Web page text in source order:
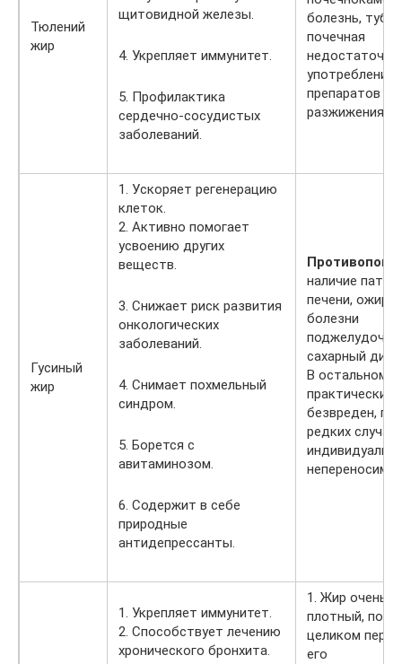
Тюлений
жир
щитовидной железы.
4. Укрепляет иммунитет.
5. Профилактика
сердечно-сосудистых
заболеваний.
болезнь,
почечная
употребление
препаратов
разжижения
Гусиный
жир
1. Ускоряет регенерацию
клеток.
2. Активно помогает
усвоению других
веществ.
3. Снижает риск развития
онкологических
заболеваний.
4. Снимает похмельный
синдром.
5. Борется с
авитаминозом.
6. Содержит в себе
природные
антидепрессанты.
наличие
печени,
болезни
сахарный
В остальном
практически
безвреден,
редких
1. Укрепляет иммунитет.
2. Способствует лечению
хронического бронхита.
1. Жир очень
плотный,
целиком
его